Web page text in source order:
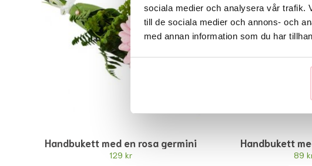
sociala medier och analysera vår trafik.
till de sociala medier och annons- och
med annan information som du har
Handbukett med en rosa germini
129 kr
Handbukett
89